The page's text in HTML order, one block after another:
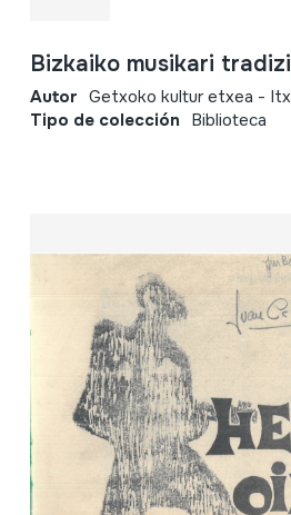
Bizkaiko musikari
Autor Getxoko kultur etxea -
Tipo de colección Biblioteca